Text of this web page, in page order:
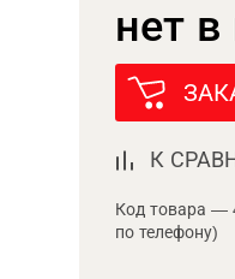
нет
К
Код товара —
по телефону)